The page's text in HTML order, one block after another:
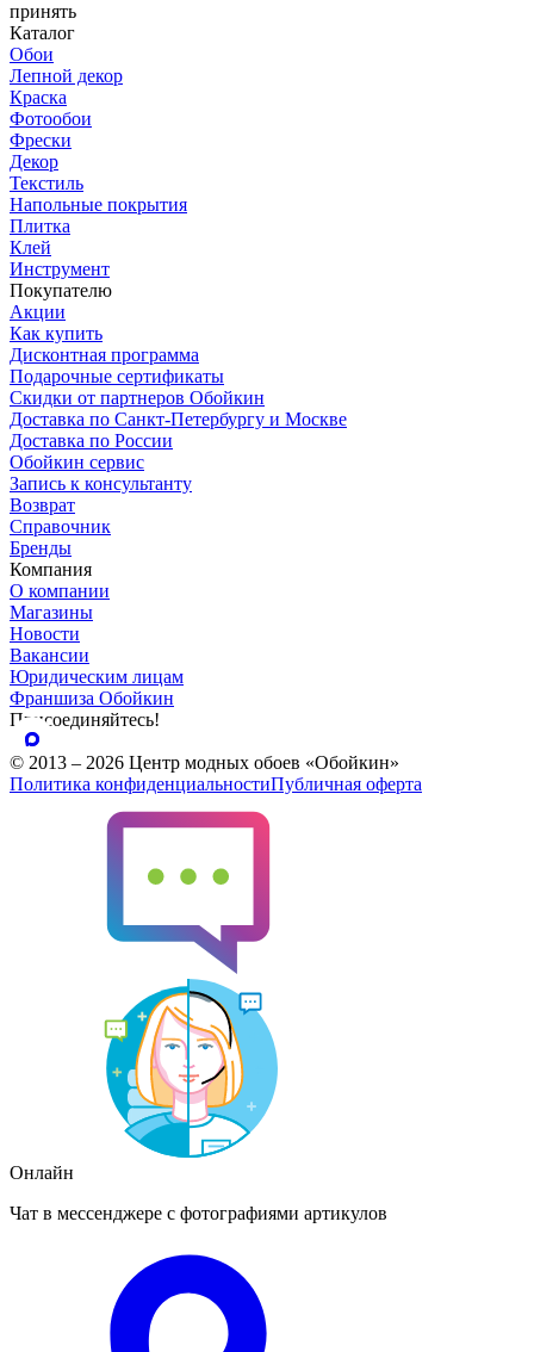
принять
Каталог
Обои
Лепной декор
Краска
Фотообои
Фрески
Декор
Текстиль
Напольные покрытия
Плитка
Клей
Инструмент
Покупателю
Акции
Как купить
Дисконтная программа
Подарочные сертификаты
Скидки от партнеров Обойкин
Доставка по Санкт-Петербургу и Москве
Доставка по России
Обойкин сервис
Запись к консультанту
Возврат
Справочник
Бренды
Компания
О компании
Магазины
Новости
Вакансии
Юридическим лицам
Франшиза Обойкин
Присоединяйтесь!
© 2013 – 2026 Центр модных обоев «Обойкин»
Политика конфиденциальностиПубличная оферта
Онлайн
Чат в мессенджере с фотографиями артикулов